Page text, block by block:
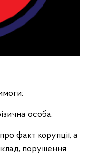
особа.
факт корупції, а
порушення